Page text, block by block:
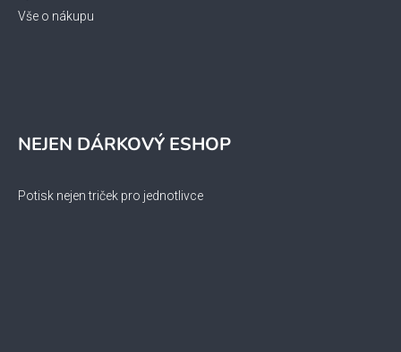
Vše o nákupu
NEJEN DÁRKOVÝ ESHOP
Potisk nejen triček pro jednotlivce